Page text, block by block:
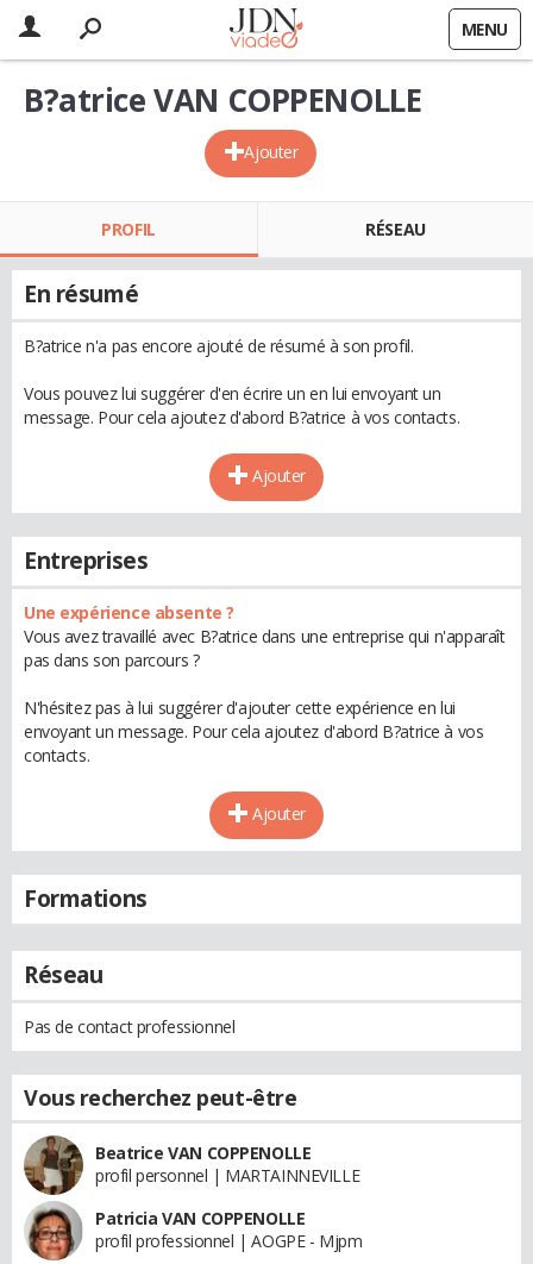
MENU
Ajouter
B?atrice VAN COPPENOLLE
PROFIL RÉSEAU
En résumé
B?atrice n'a pas encore ajouté de résumé à son profil.
Vous pouvez lui suggérer d'en écrire un en lui envoyant un
message. Pour cela ajoutez d'abord B?atrice à vos contacts.
Ajouter
Entreprises
Une expérience absente ?
Vous avez travaillé avec B?atrice dans une entreprise qui n'apparaît
pas dans son parcours ?
N'hésitez pas à lui suggérer d'ajouter cette expérience en lui
envoyant un message. Pour cela ajoutez d'abord B?atrice à vos
contacts.
Ajouter
Formations
Réseau
Pas de contact professionnel
Vous recherchez peut-être
Beatrice VAN COPPENOLLE
profil personnel | MARTAINNEVILLE
Patricia VAN COPPENOLLE
profil professionnel | AOGPE - Mjpm